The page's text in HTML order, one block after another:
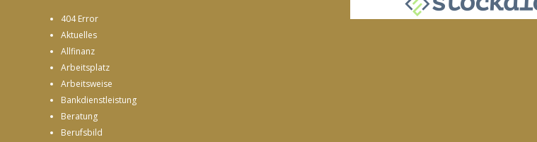
404 Error
Aktuelles
Allfinanz
Arbeitsplatz
Arbeitsweise
Bankdienstleistung
Beratung
Berufsbild